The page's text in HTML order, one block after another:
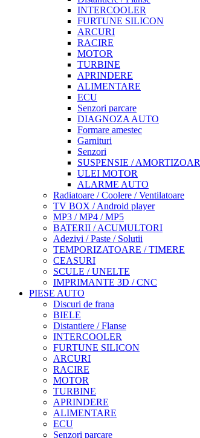
INTERCOOLER
FURTUNE SILICON
ARCURI
RACIRE
MOTOR
TURBINE
APRINDERE
ALIMENTARE
ECU
Senzori parcare
DIAGNOZA AUTO
Formare amestec
Garnituri
Senzori
SUSPENSIE / AMORTIZOAR
ULEI MOTOR
ALARME AUTO
Radiatoare / Coolere / Ventilatoare
TV BOX / Android player
MP3 / MP4 / MP5
BATERII / ACUMULTORI
Adezivi / Paste / Solutii
TEMPORIZATOARE / TIMERE
CEASURI
SCULE / UNELTE
IMPRIMANTE 3D / CNC
PIESE AUTO
Discuri de frana
BIELE
Distantiere / Flanse
INTERCOOLER
FURTUNE SILICON
ARCURI
RACIRE
MOTOR
TURBINE
APRINDERE
ALIMENTARE
ECU
Senzori parcare